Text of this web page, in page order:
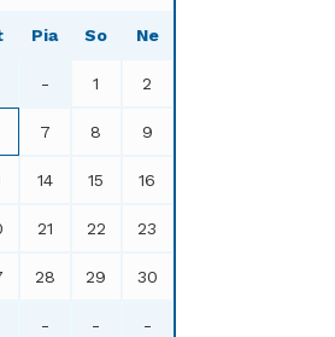
Pia So Ne
- 1 2
7 8 9
14 15 16
21 22 23
28 29 30
- - -